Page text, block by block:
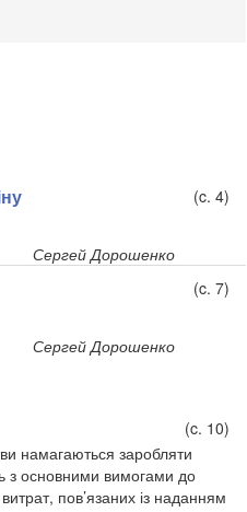
(c. 4)
Сергей Дорошенко
(c. 7)
Сергей Дорошенко
(c. 10)
намагаються заробляти
з основними вимогами до
пов’язаних із наданням